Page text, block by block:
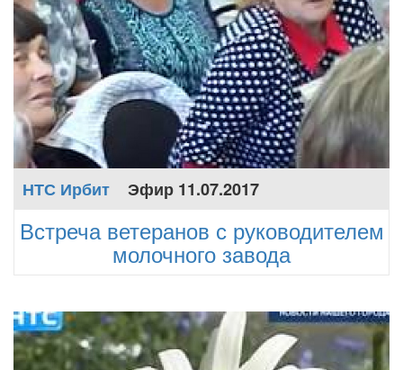
НТС Ирбит Эфир 11.07.2017
Встреча ветеранов с руководителем
молочного завода